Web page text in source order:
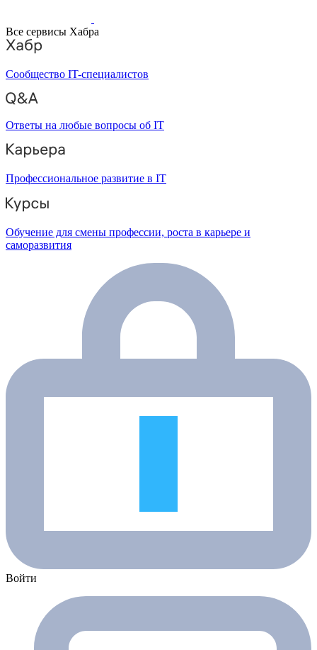
Все сервисы Хабра
Сообщество IT-специалистов
Ответы на любые вопросы об IT
Профессиональное развитие в IT
Обучение для смены профессии, роста в карьере и
саморазвития
Войти